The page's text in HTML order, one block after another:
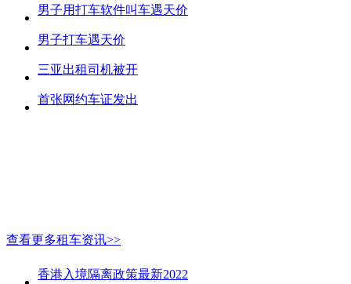
男子用打车软件叫车遇天价
男子打车遇天价
三亚出租司机被开
首张网约车证发出
查看更多租车资讯>>
香港入境隔离政策最新2022